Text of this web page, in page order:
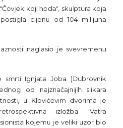
koji hoda", skulptura koja
cijenu od 104 milijuna
naglasio je svevremenu
smrti Ignjata Joba (Dubrovnik
od najznačajnijih slikara
u Klovićevim dvorima je
izložba "Vatra
kojemu je veliki uzor bio